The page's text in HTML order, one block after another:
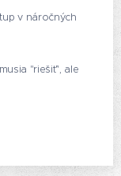
v náročných
"riešiť", ale